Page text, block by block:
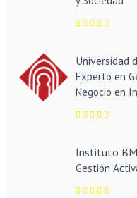
Universidad
Experto en
Negocio en
Instituto
Gestión